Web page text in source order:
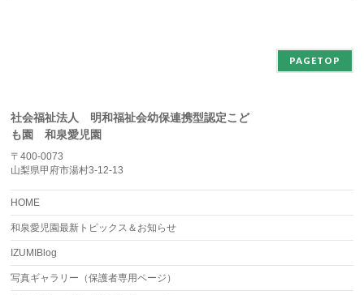
PAGETOP
社会福祉法人 明和福祉会幼保連携型認定こど
も園 和泉愛児園
〒400-0073
山梨県甲府市湯村3-12-13
HOME
和泉愛児園最新トピックス＆お知らせ
IZUMIBlog
写真ギャラリー（保護者専用ページ）